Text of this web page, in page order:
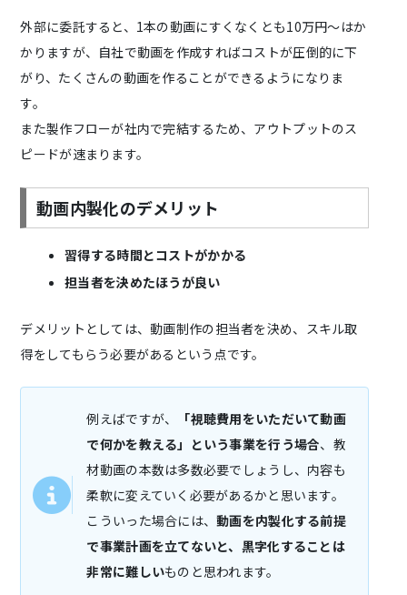
外部に委託すると、1本の動画にすくなくとも10万円～はか
かりますが、自社で動画を作成すればコストが圧倒的に下
がり、たくさんの動画を作ることができるようになりま
す。
また製作フローが社内で完結するため、アウトプットのス
ピードが速まります。
動画内製化のデメリット
習得する時間とコストがかかる
担当者を決めたほうが良い
デメリットとしては、動画制作の担当者を決め、スキル取
得をしてもらう必要があるという点です。
例えばですが、
「視聴費用をいただいて動画
で何かを教える」という事業を行う場合、教
材動画の本数は多数必要でしょうし、内容も
柔軟に変えていく必要があるかと思います。
こういった場合には、動画を内製化する前提
で事業計画を立てないと、黒字化することは
非常に難しいものと思われます。